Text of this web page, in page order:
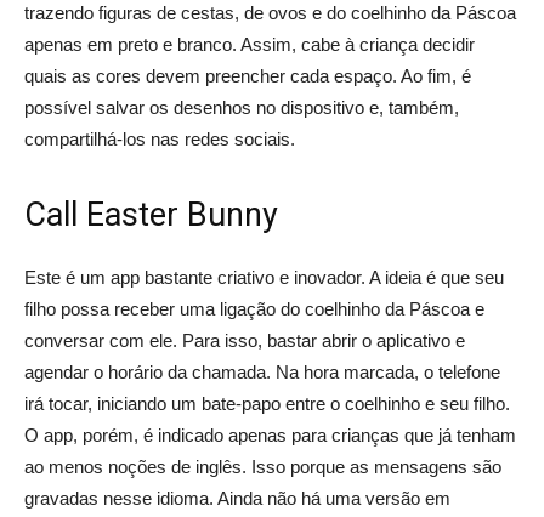
trazendo figuras de cestas, de ovos e do coelhinho da Páscoa
apenas em preto e branco. Assim, cabe à criança decidir
quais as cores devem preencher cada espaço. Ao fim, é
possível salvar os desenhos no dispositivo e, também,
compartilhá-los nas redes sociais.
Call Easter Bunny
Este é um app bastante criativo e inovador. A ideia é que seu
filho possa receber uma ligação do coelhinho da Páscoa e
conversar com ele. Para isso, bastar abrir o aplicativo e
agendar o horário da chamada. Na hora marcada, o telefone
irá tocar, iniciando um bate-papo entre o coelhinho e seu filho.
O app, porém, é indicado apenas para crianças que já tenham
ao menos noções de inglês. Isso porque as mensagens são
gravadas nesse idioma. Ainda não há uma versão em